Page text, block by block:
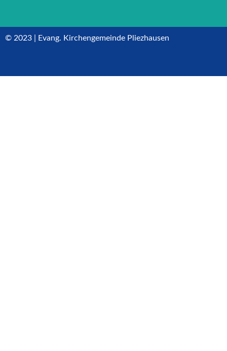
© 2023 | Evang. Kirchengemeinde Pliezhausen